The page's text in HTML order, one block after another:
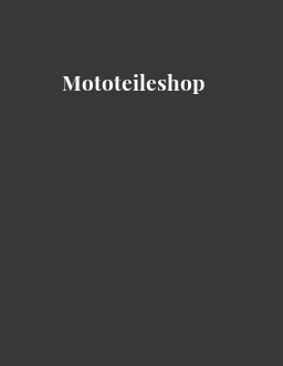
Mototeileshop